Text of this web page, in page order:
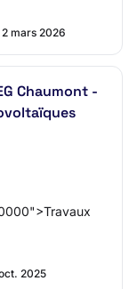
2 mars 2026
Chaumont -
2025